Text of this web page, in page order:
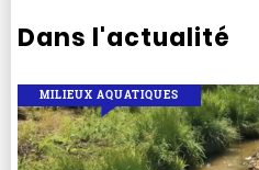
Dans l'actualité
MILIEUX AQUATIQUES